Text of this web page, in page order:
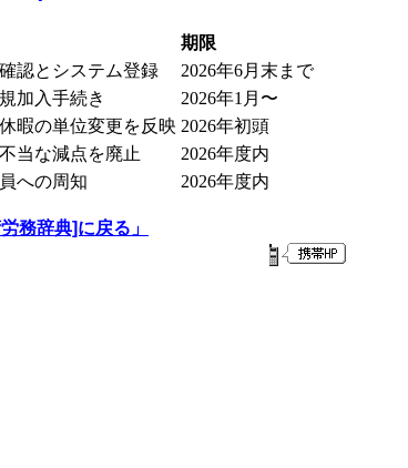
期限
認とシステム登録
2026年6月末まで
加入手続き
2026年1月〜
暇の単位変更を反映 2026年初頭
当な減点を廃止
2026年度内
への周知 2026年度内
務辞典]に戻る」